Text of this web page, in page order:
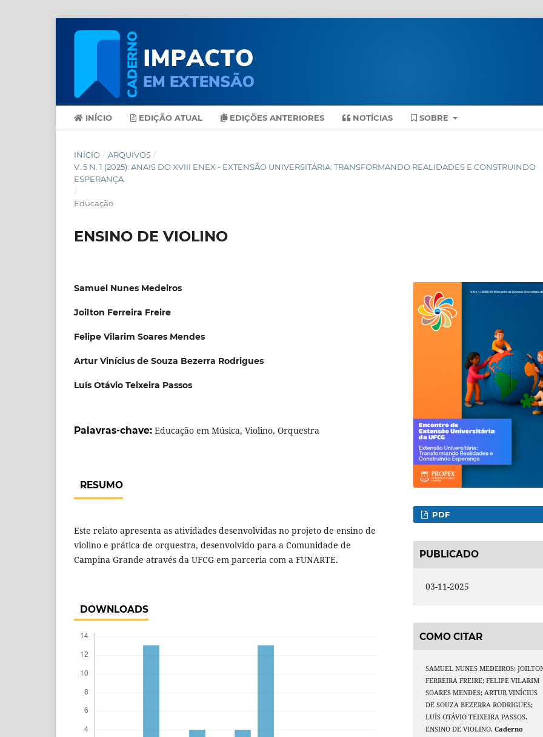
INÍCIO EDIÇÃO ATUAL EDIÇÕES ANTERIORES NOTÍCIAS SOBRE
INÍCIO / ARQUIVOS /
V. 5 N. 1 (2025): ANAIS DO XVIII ENEX - EXTENSÃO UNIVERSITÁRIA: TRANSFORMANDO REALIDADES E CONSTRUINDO
ESPERANÇA
/
Educação
ENSINO DE VIOLINO
Samuel Nunes Medeiros
Joilton Ferreira Freire
Felipe Vilarim Soares Mendes
Artur Vinícius de Souza Bezerra Rodrigues
Luís Otávio Teixeira Passos
Palavras-chave: Educação em Música, Violino, Orquestra
RESUMO
Este relato apresenta as atividades desenvolvidas no projeto de ensino de
violino e prática de orquestra, desenvolvido para a Comunidade de
Campina Grande através da UFCG em parceria com a FUNARTE.
DOWNLOADS
PDF
PUBLICADO
03-11-2025
COMO CITAR
SAMUEL NUNES MEDEIROS;
FERREIRA FREIRE; FELIPE VILARIM
SOARES MENDES; ARTUR VINÍCIUS
DE SOUZA BEZERRA RODRIGUES;
LUÍS OTÁVIO TEIXEIRA PASSOS.
ENSINO DE VIOLINO.Caderno